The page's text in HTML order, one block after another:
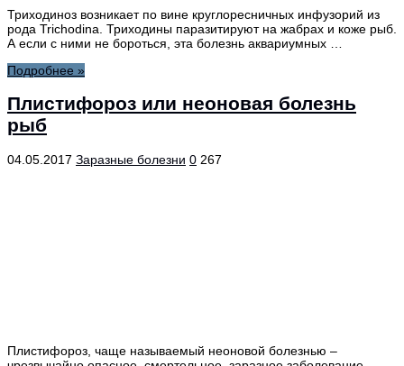
Триходиноз возникает по вине круглоресничных инфузорий из
рода Trichodina. Триходины паразитируют на жабрах и коже рыб.
А если с ними не бороться, эта болезнь аквариумных …
Подробнее »
Плистифороз или неоновая болезнь
рыб
04.05.2017 Заразные болезни 0 267
Плистифороз, чаще называемый неоновой болезнью –